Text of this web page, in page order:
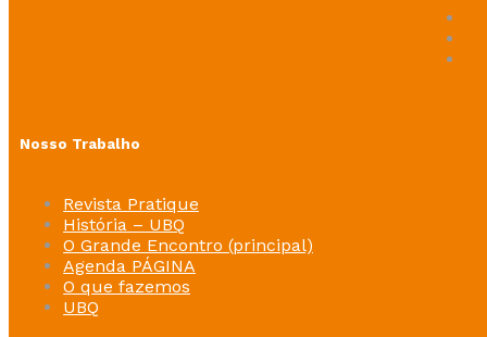
Nosso Trabalho
Revista Pratique
História – UBQ
O Grande Encontro (principal)
Agenda PÁGINA
O que fazemos
UBQ